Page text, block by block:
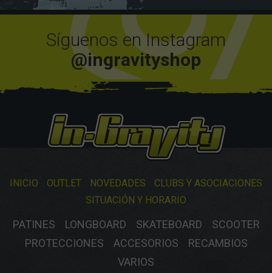
Síguenos en Instagram
@ingravityshop
INICIO OUTLET NOVEDADES
CLUBS Y ASOCIACIONES
SITUACIÓN Y HORARIO
PATINES LONGBOARD SKATEBOARD
SCOOTER
PROTECCIONES
ACCESORIOS
RECAMBIOS
VARIOS